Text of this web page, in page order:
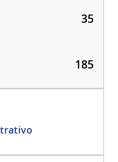
35
185